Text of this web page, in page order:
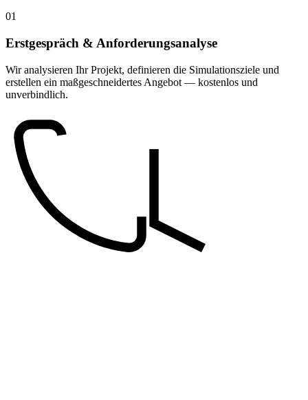
01
Erstgespräch & Anforderungsanalyse
Wir analysieren Ihr Projekt, definieren die Simulationsziele und
erstellen ein maßgeschneidertes Angebot — kostenlos und
unverbindlich.